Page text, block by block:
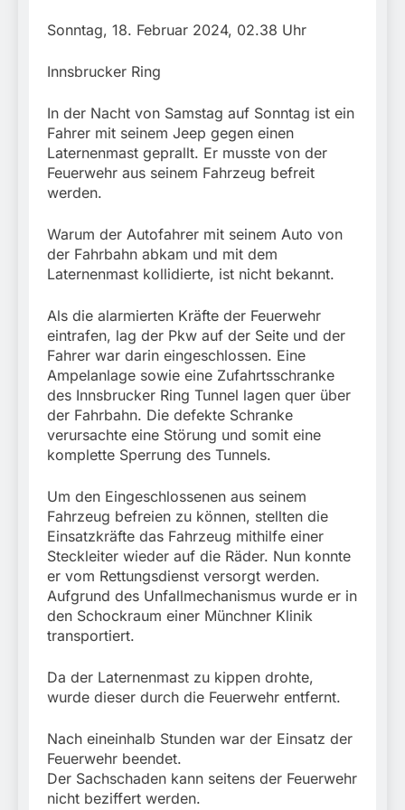
Bahnübergang in Aubing
Bahnverkehr
5. August 2026
Sonntag, 18. Februar 2024, 02.38 Uhr
Innsbrucker Ring
In der Nacht von Samstag auf Sonntag ist ein
Fahrer mit seinem Jeep gegen einen
Laternenmast geprallt. Er musste von der
Feuerwehr aus seinem Fahrzeug befreit
werden.
Warum der Autofahrer mit seinem Auto von
der Fahrbahn abkam und mit dem
Laternenmast kollidierte, ist nicht bekannt.
Als die alarmierten Kräfte der Feuerwehr
eintrafen, lag der Pkw auf der Seite und der
Fahrer war darin eingeschlossen. Eine
Ampelanlage sowie eine Zufahrtsschranke
des Innsbrucker Ring Tunnel lagen quer über
der Fahrbahn. Die defekte Schranke
verursachte eine Störung und somit eine
komplette Sperrung des Tunnels.
Um den Eingeschlossenen aus seinem
Fahrzeug befreien zu können, stellten die
Einsatzkräfte das Fahrzeug mithilfe einer
Steckleiter wieder auf die Räder. Nun konnte
er vom Rettungsdienst versorgt werden.
Aufgrund des Unfallmechanismus wurde er in
den Schockraum einer Münchner Klinik
transportiert.
Da der Laternenmast zu kippen drohte,
wurde dieser durch die Feuerwehr entfernt.
Nach eineinhalb Stunden war der Einsatz der
Feuerwehr beendet.
Der Sachschaden kann seitens der Feuerwehr
nicht beziffert werden.